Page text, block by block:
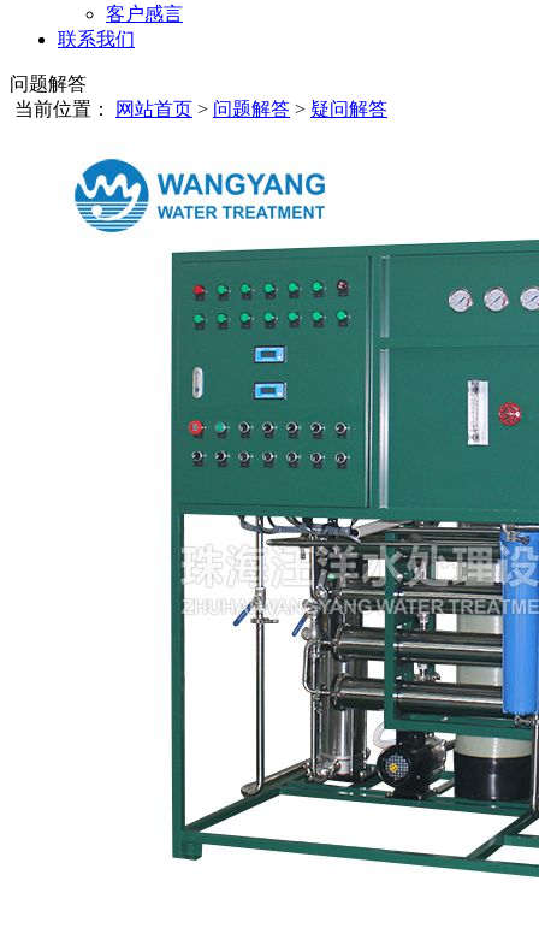
客户感言
联系我们
问题解答
当前位置：
网站首页 > 问题解答 > 疑问解答